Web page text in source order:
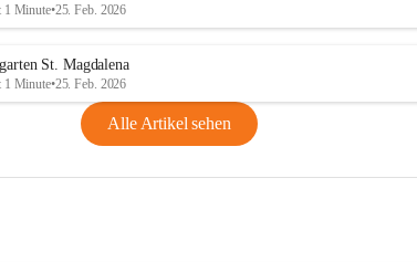
1 Minute•25. Feb. 2026
St. Magdalena
1 Minute•25. Feb. 2026
Alle Artikel sehen